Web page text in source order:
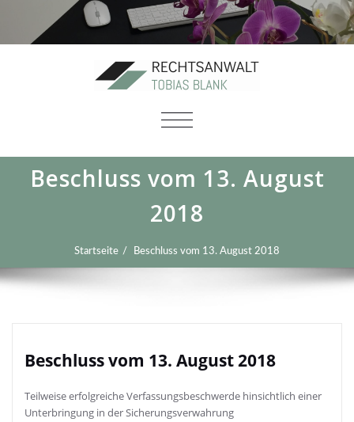
SCHALTE
Beschluss vom 13. August
2018
Startseite Beschluss vom 13. August 2018
Beschluss vom 13. August 2018
Teilweise erfolgreiche Verfassungsbeschwerde hinsichtlich einer
Unterbringung in der Sicherungsverwahrung